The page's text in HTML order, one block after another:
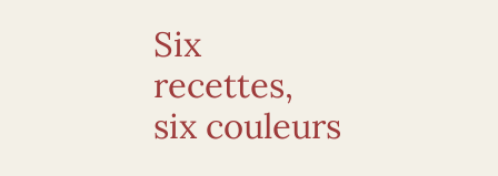
Six
recettes,
six couleurs